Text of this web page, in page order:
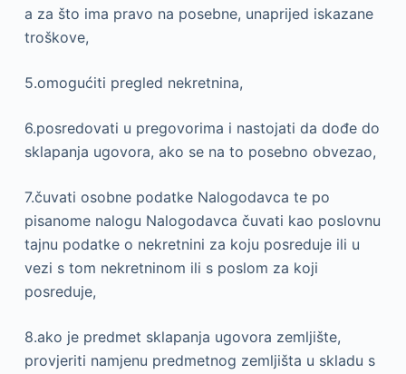
a za što ima pravo na posebne, unaprijed iskazane
troškove,
5.omogućiti pregled nekretnina,
6.posredovati u pregovorima i nastojati da dođe do
sklapanja ugovora, ako se na to posebno obvezao,
7.čuvati osobne podatke Nalogodavca te po
pisanome nalogu Nalogodavca čuvati kao poslovnu
tajnu podatke o nekretnini za koju posreduje ili u
vezi s tom nekretninom ili s poslom za koji
posreduje,
8.ako je predmet sklapanja ugovora zemljište,
provjeriti namjenu predmetnog zemljišta u skladu s